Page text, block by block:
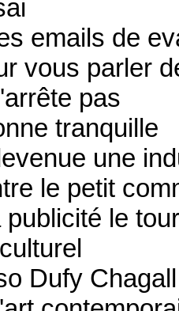
emails de
vous parler
pas
tranquille
une
le petit
le
Dufy Chagall